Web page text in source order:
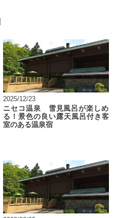
2025/12/23
ニセコ温泉 雪見風呂が楽しめ
る！景色の良い露天風呂付き客
室のある温泉宿